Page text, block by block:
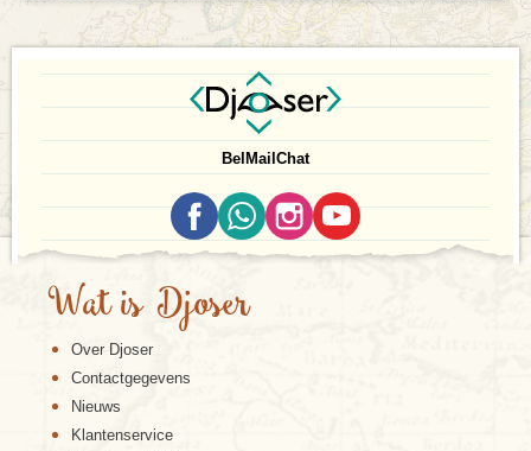
Bel Mail Chat
Wat is Djoser
Over Djoser
Contactgegevens
Nieuws
Klantenservice